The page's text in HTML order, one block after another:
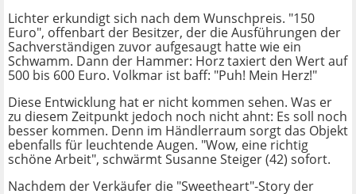
Lichter erkundigt sich nach dem Wunschpreis. "150
Euro", offenbart der Besitzer, der die Ausführungen der
Sachverständigen zuvor aufgesaugt hatte wie ein
Schwamm. Dann der Hammer: Horz taxiert den Wert auf
500 bis 600 Euro. Volkmar ist baff: "Puh! Mein Herz!"
Diese Entwicklung hat er nicht kommen sehen. Was er
zu diesem Zeitpunkt jedoch noch nicht ahnt: Es soll noch
besser kommen. Denn im Händlerraum sorgt das Objekt
ebenfalls für leuchtende Augen. "Wow, eine richtig
schöne Arbeit", schwärmt Susanne Steiger (42) sofort.
Nachdem der Verkäufer die "Sweetheart"-Story der